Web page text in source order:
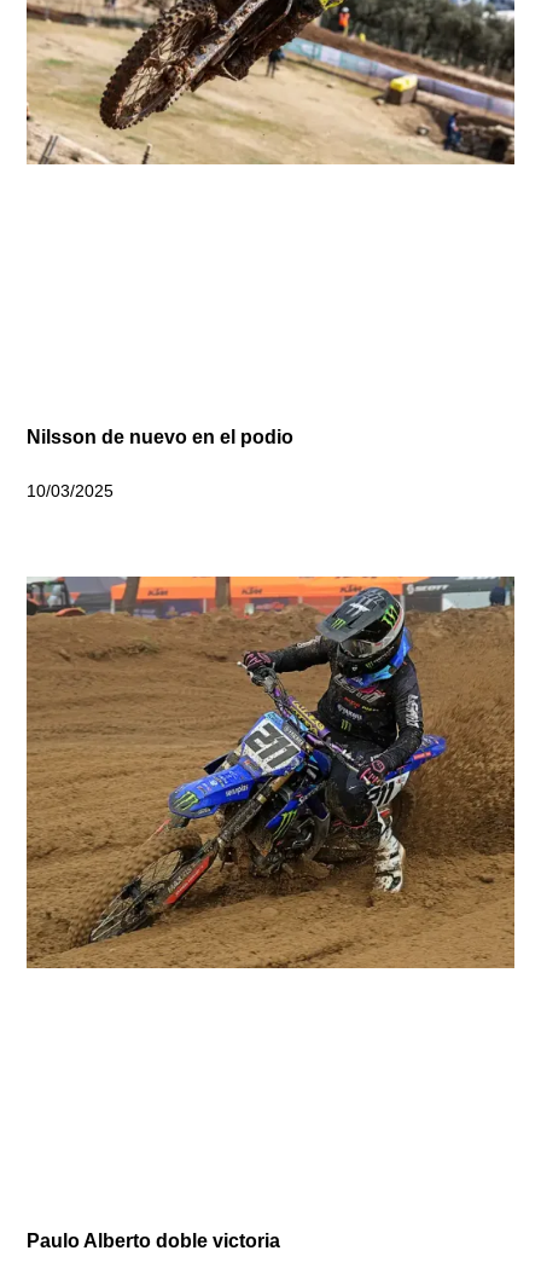
Nilsson de nuevo en el podio
10/03/2025
Paulo Alberto doble victoria